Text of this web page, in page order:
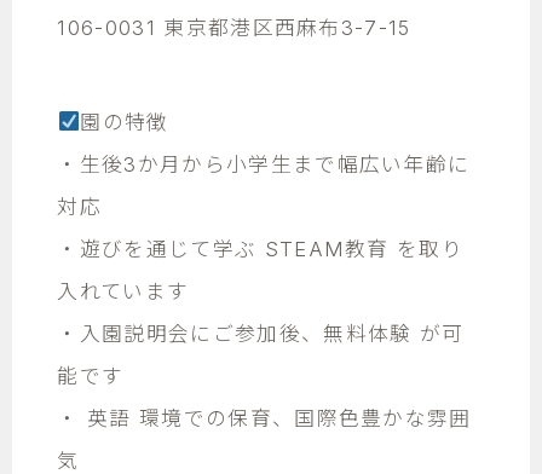
106-0031 東京都港区西麻布3-7-15
園の特徴
・生後3か月から小学生まで幅広い年齢に
対応
・遊びを通じて学ぶ STEAM教育 を取り
入れています
・入園説明会にご参加後、無料体験 が可
能です
・ 英語 環境での保育、国際色豊かな雰囲
気